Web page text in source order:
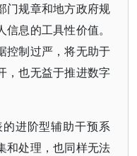
门规章和地方政府规
息的工具性价值。
控制过严，将无助于
，也无益于推进数字
的进阶型辅助干预系
和处理，也同样无法